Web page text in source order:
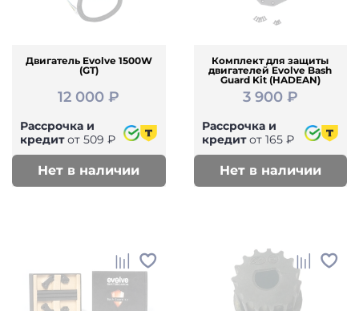
Двигатель Evolve 1500W
(GT)
12 000 ₽
Рассрочка и
кредитот 509 ₽
Нет в наличии
Комплект для защиты
двигателей Evolve Bash
Guard Kit (HADEAN)
3 900 ₽
Рассрочка и
кредитот 165 ₽
Нет в наличии